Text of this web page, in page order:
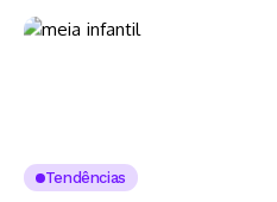
Tendências